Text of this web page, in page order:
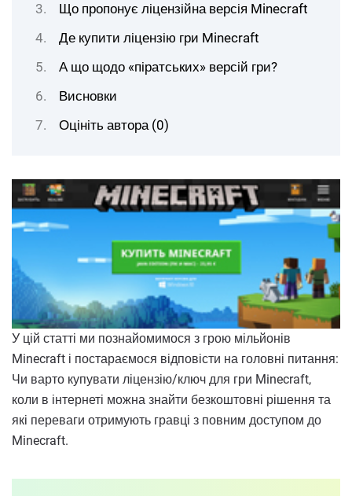
Що пропонує ліцензійна версія Minecraft
Де купити ліцензію гри Minecraft
А що щодо «піратських» версій гри?
Висновки
Оцініть автора (0)
У цій статті ми познайомимося з грою мільйонів
Minecraft і постараємося відповісти на головні питання:
Чи варто купувати ліцензію/ключ для гри Minecraft,
коли в інтернеті можна знайти безкоштовні рішення та
які переваги отримують гравці з повним доступом до
Minecraft.